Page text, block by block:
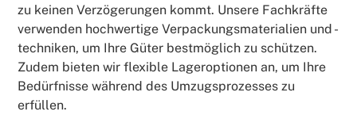
zu keinen Verzögerungen kommt. Unsere Fachkräfte
verwenden hochwertige Verpackungsmaterialien und -
techniken, um Ihre Güter bestmöglich zu schützen.
Zudem bieten wir flexible Lageroptionen an, um Ihre
Bedürfnisse während des Umzugsprozesses zu
erfüllen.